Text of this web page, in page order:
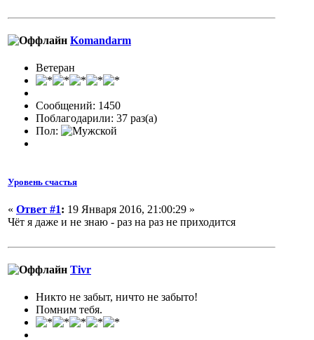
Komandarm
Ветеран
Сообщений: 1450
Поблагодарили: 37 раз(а)
Пол:
Уровень счастья
« Ответ #1: 19 Января 2016, 21:00:29 »
Чёт я даже и не знаю - раз на раз не приходится
Tivr
Никто не забыт, ничто не забыто!
Помним тебя.